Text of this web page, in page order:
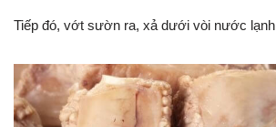
Tiếp đó, vớt sườn ra, xả dưới vòi nước lạnh